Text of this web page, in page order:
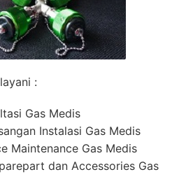
:
Gas Medis
Instalasi Gas Medis
Maintenance Gas Medis
dan Accessories Gas